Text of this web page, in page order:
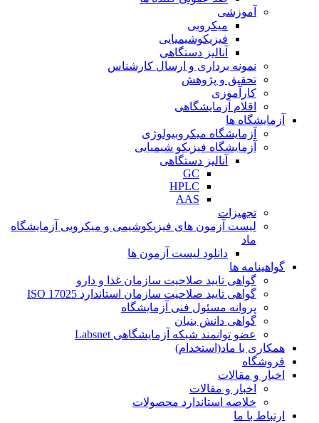
آموزشی
میکروبی
فیزیکوشیمیایی
آنالیز دستگاهی
نمونه برداری و ارسال کارشناس
تحقیق و پژوهش
کارآموزی
اقلام آزمایشگاهی
آزمایشگاه ها
آزمایشگاه میکروبیولوژی
آزمایشگاه فیزیکو شیمیایی
آنالیز دستگاهی
GC
HPLC
AAS
تجهیزات
لیست آزمون های فیزیکوشیمی و میکروبی آزمایشگاه
ماد
دانلود لیست آزمون ها
گواهینامه ها
گواهی تایید صلاحیت سازمان غذا و دارو
گواهی تایید صلاحیت سازمان استاندارد ISO 17025
پروانه مسئول فنی آزمایشگاه
گواهی دانش بنیان
عضو توانمند شبکه آزمایشگاهی Labsnet
همکاری با ماد(استخدام)
فروشگاه
اخبار و مقالات
اخبار و مقالات
خلاصه استاندارد محصولات
ارتباط با ما